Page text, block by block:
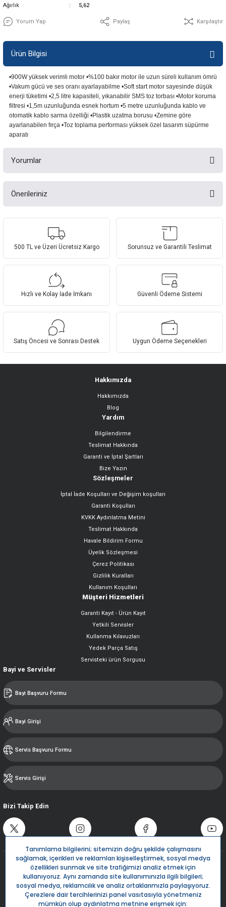
Ağırlık 5,62
Yorum Yap Paylaş Karşılaştır
Ürün Bilgisi
•900W yüksek verimli motor •%100 bakır motor ile uzun süreli kullanım ömrü
•Vakum gücü ve ses oranı ayarlayabilme •Soft start motor sayesinde düşük
enerji tüketimi •2,5 litre kapasiteli, yıkanabilir SMS toz torbası •Motor koruma
filtresi •1,5m uzunluğunda esnek hortum •5 metre uzunluğunda kablo ve
otomatik kablo sarma özelliği •Plastik uzatma borusu •Zemine göre
ayarlanabilen fırça •Toz toplama performası yüksek özel tasarım süpürme
aparatı
Yorumlar
Önerileriniz
Bu ürünün fiyat bilgisi, resim, ürün açıklamalarında ve diğer konularda
yetersiz gördüğünüz noktaları öneri formunu kullanarak tarafımıza
Görüş ve önerileriniz için teşekkür ederiz.
Ürün resmi kalitesiz, bozuk veya görüntülenemiyor.
Ürün açıklamasında eksik bilgiler bulunuyor.
Bu ürüne benzer farklı alternatifler olmalı.
Gönder
500 TL ve Üzeri Ücretsiz Kargo Sorunsuz ve Garantili Teslimat
Hızlı ve Kolay İade İmkanı Güvenli Ödeme Sistemi
Satış Öncesi ve Sonrası Destek Uygun Ödeme Seçenekleri
Hakkımızda
Hakkımızda
Blog
Yardım
Bilgilendirme
Teslimat Hakkında
Garanti ve İptal Şartları
Bize Yazın
Sözleşmeler
İptal İade Koşulları ve Değişim koşulları
Garanti Koşulları
KVKK Aydınlatma Metini
Teslimat Hakkında
Havale Bildirim Formu
Üyelik Sözleşmesi
Çerez Politikası
Gizlilik Kuralları
Kullanım Koşulları
Müşteri Hizmetleri
Garanti Kayıt - Ürün Kayıt
Yetkili Servisler
Kullanma Kılavuzları
Yedek Parça Satış
Servisteki ürün Sorgusu
Bayi ve Servisler
Bayi Başvuru Formu
Bayi Girişi
Servis Başvuru Formu
Servis Girişi
Bizi Takip Edin
Destek Hattı
0850 532 5666